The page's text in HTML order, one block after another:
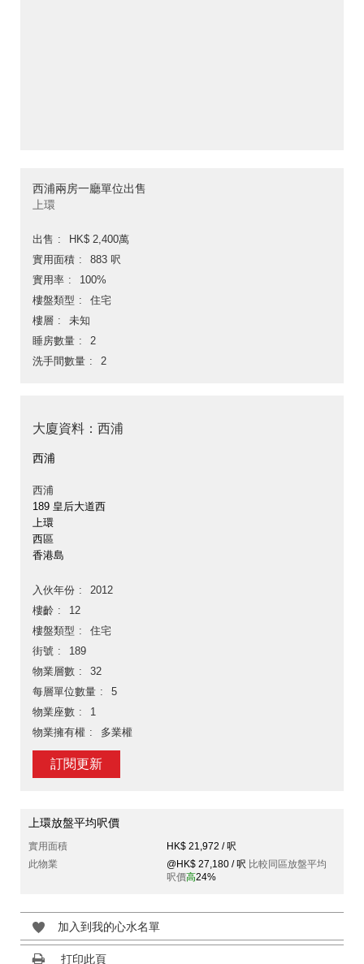
西浦兩房一廳單位出售
上環
出售
HK$ 2,400萬
實用面積
883 呎
實用率
100%
樓盤類型
住宅
樓層
未知
睡房數量
2
洗手間數量
2
大廈資料：西浦
西浦
西浦
189 皇后大道西
上環
西區
香港島
入伙年份
2012
樓齡
12
樓盤類型
住宅
街號
189
物業層數
32
每層單位數量
5
物業座數
1
物業擁有權
多業權
訂閱更新
上環放盤平均呎價
實用面積
HK$ 21,972 / 呎
此物業
@HK$ 27,180 / 呎 比較同區放盤平均
呎價高24%
加入到我的心水名單
打印此頁